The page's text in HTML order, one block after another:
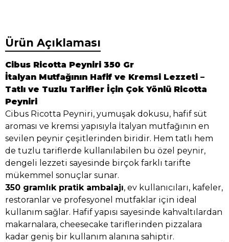
Ürün Açıklaması
Cibus Ricotta Peyniri 350 Gr
İtalyan Mutfağının Hafif ve Kremsi Lezzeti –
Tatlı ve Tuzlu Tarifler İçin Çok Yönlü Ricotta
Peyniri
Cibus Ricotta Peyniri, yumuşak dokusu, hafif süt
aroması ve kremsi yapısıyla İtalyan mutfağının en
sevilen peynir çeşitlerinden biridir. Hem tatlı hem
de tuzlu tariflerde kullanılabilen bu özel peynir,
dengeli lezzeti sayesinde birçok farklı tarifte
mükemmel sonuçlar sunar.
350 gramlık pratik ambalajı, ev kullanıcıları, kafeler,
restoranlar ve profesyonel mutfaklar için ideal
kullanım sağlar. Hafif yapısı sayesinde kahvaltılardan
makarnalara, cheesecake tariflerinden pizzalara
kadar geniş bir kullanım alanına sahiptir.